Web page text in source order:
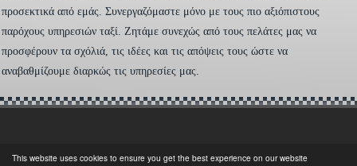
This website uses cookies to ensure you get the best experience on our website
προσεκτικά από εμάς. Συνεργαζόμαστε μόνο με τους πιο αξιόπιστους
παρόχους υπηρεσιών ταξί. Ζητάμε συνεχώς από τους πελάτες μας να
προσφέρουν τα σχόλιά, τις ιδέες και τις απόψεις τους ώστε να
αναβαθμίζουμε διαρκώς τις υπηρεσίες μας.